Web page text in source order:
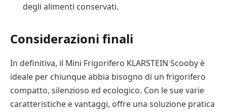
degli alimenti conservati.
Considerazioni finali
In definitiva, il Mini Frigorifero KLARSTEIN Scooby è
ideale per chiunque abbia bisogno di un frigorifero
compatto, silenzioso ed ecologico. Con le sue varie
caratteristiche e vantaggi, offre una soluzione pratica